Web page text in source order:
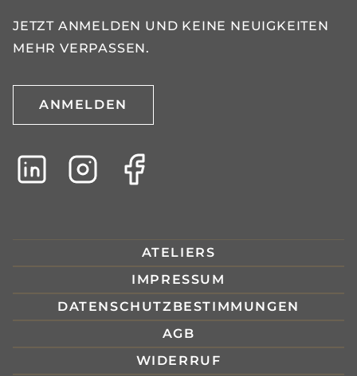
JETZT ANMELDEN UND KEINE NEUIGKEITEN
MEHR VERPASSEN.
ANMELDEN
ATELIERS
IMPRESSUM
DATENSCHUTZBESTIMMUNGEN
AGB
WIDERRUF